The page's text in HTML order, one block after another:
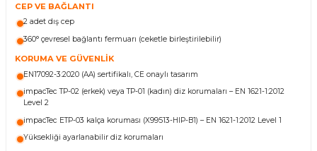
CEP VE BAĞLANTI
2 adet dış cep
360° çevresel bağlantı fermuarı (ceketle birleştirilebilir)
KORUMA VE GÜVENLİK
EN17092-3:2020 (AA) sertifikalı, CE onaylı tasarım
impacTec TP-02 (erkek) veya TP-01 (kadın) diz korumaları – EN 1621-1:2012
Level 2
impacTec ETP-03 kalça koruması (X99513-HIP-B1) – EN 1621-1:2012 Level 1
Yüksekliği ayarlanabilir diz korumaları